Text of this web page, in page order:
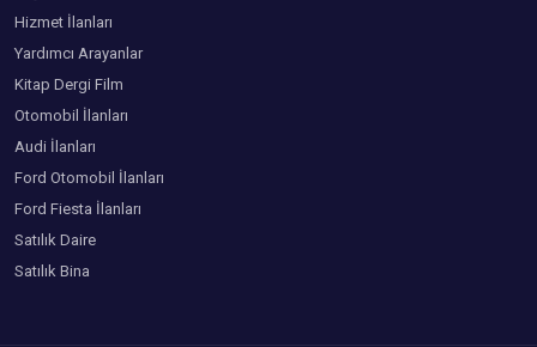
Hizmet İlanları
Yardımcı Arayanlar
Kitap Dergi Film
Otomobil İlanları
Audi İlanları
Ford Otomobil İlanları
Ford Fiesta İlanları
Satılık Daire
Satılık Bina